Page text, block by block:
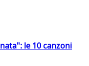
le 10 canzoni